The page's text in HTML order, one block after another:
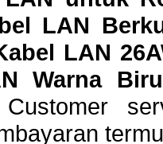
LAN
LAN
Warna